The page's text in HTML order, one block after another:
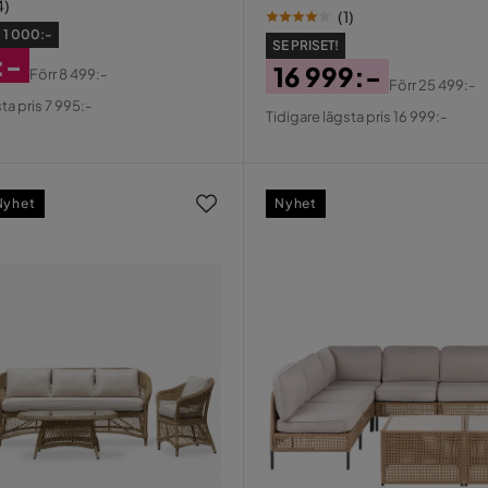
)
1 000:-
Förr8 499:-
pris 7 995:-
(1)
SE PRISET!
Pris
16 999:-
Original
Förr25 499:-
Tidigare lägsta pris 16 999:-
Nyhet